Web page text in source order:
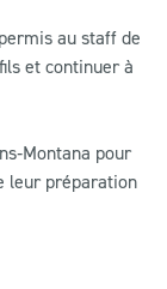
au staff de
et continuer à
pour
leur préparation